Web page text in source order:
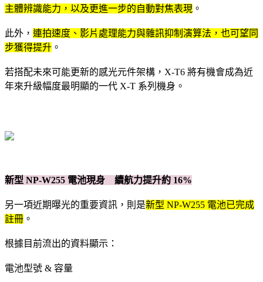
主體辨識能力，以及更進一步的自動對焦表現 。
此外， 連拍速度、影片處理能力與雜訊抑制演算法，也可望同
步獲得提升 。
若搭配未來可能更新的感光元件架構，X-T6 將有機會成為近
年來升級幅度最明顯的一代 X-T 系列機身。
新型 NP-W255 電池現身 續航力提升約 16%
另一項近期曝光的重要資訊，則是新型 NP-W255 電池已完成
註冊 。
根據目前流出的資料顯示：
電池型號 & 容量